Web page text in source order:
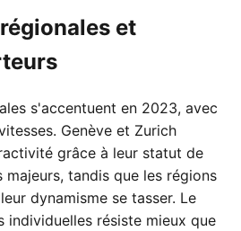
et
s'accentuent en 2023, avec
Genève et Zurich
grâce à leur statut de
tandis que les régions
dynamisme se tasser. Le
individuelles résiste mieux que